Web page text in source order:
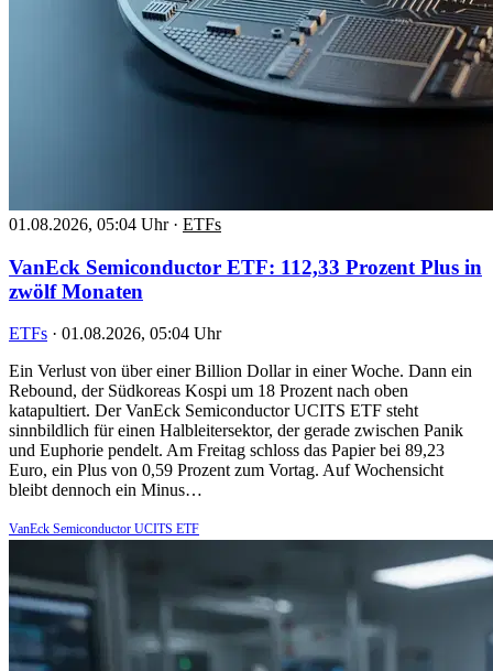
01.08.2026, 05:04 Uhr · ETFs
VanEck Semiconductor ETF: 112,33 Prozent Plus in
zwölf Monaten
ETFs · 01.08.2026, 05:04 Uhr
Ein Verlust von über einer Billion Dollar in einer Woche. Dann ein
Rebound, der Südkoreas Kospi um 18 Prozent nach oben
katapultiert. Der VanEck Semiconductor UCITS ETF steht
sinnbildlich für einen Halbleitersektor, der gerade zwischen Panik
und Euphorie pendelt. Am Freitag schloss das Papier bei 89,23
Euro, ein Plus von 0,59 Prozent zum Vortag. Auf Wochensicht
bleibt dennoch ein Minus…
VanEck Semiconductor UCITS ETF